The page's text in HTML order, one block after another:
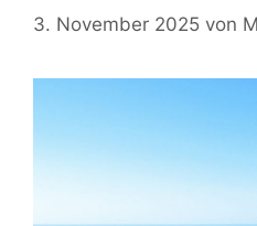
3. November 2025 von